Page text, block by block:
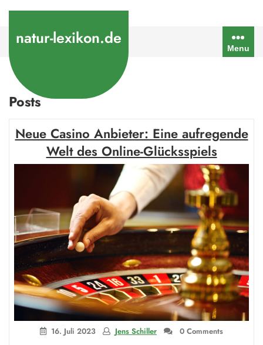
contentnatur-lexikon.de Menu
Posts
Neue Casino Anbieter: Eine aufregende
Welt des Online-Glücksspiels
16. Juli 2023 Jens Schiller 0 Comments